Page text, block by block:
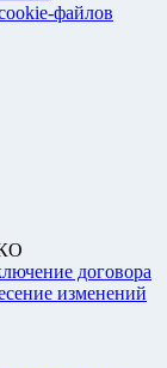
файлов
договора
изменений